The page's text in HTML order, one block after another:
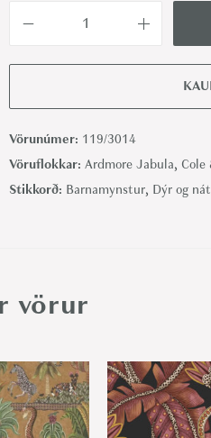
a
r
a
,
e
t
a
Vörunúmer: 119/3014
Vöruflokkar: Ardmore Jabula, Cole
Stikkorð: Barnamynstur, Dýr og
vörur